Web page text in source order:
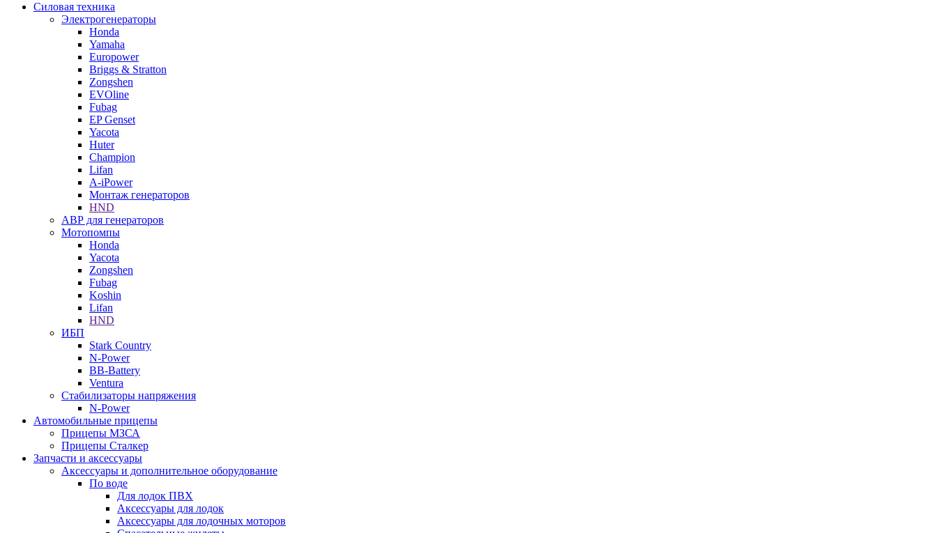
Силовая техника
Электрогенераторы
Honda
Yamaha
Europower
Briggs & Stratton
Zongshen
EVOline
Fubag
EP Genset
Yacota
Huter
Champion
Lifan
A-iPower
Монтаж генераторов
HND
АВР для генераторов
Мотопомпы
Honda
Yacota
Zongshen
Fubag
Koshin
Lifan
HND
ИБП
Stark Country
N-Power
BB-Battery
Ventura
Стабилизаторы напряжения
N-Power
Автомобильные прицепы
Прицепы МЗСА
Прицепы Сталкер
Запчасти и аксессуары
Аксессуары и дополнительное оборудование
По воде
Для лодок ПВХ
Аксессуары для лодок
Аксессуары для лодочных моторов